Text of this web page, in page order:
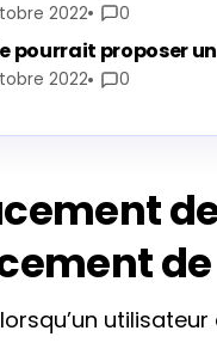
2022 0
pourrait proposer
2022 0
de